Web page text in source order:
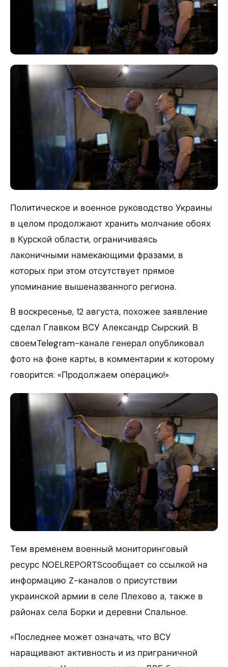
Политическое и военное руководство Украины
в целом продолжают хранить молчание обоях
в Курской области, ограничиваясь
лаконичными намекающими фразами, в
которых при этом отсутствует прямое
упоминание вышеназванного региона.
В воскресенье, 12 августа, похожее заявление
сделал Главком ВСУ Александр Сырский. В
своемTelegram-канале генерал опубликовал
фото на фоне карты, в комментарии к которому
говорится: «Продолжаем операцию!»
Тем временем военный мониторинговый
ресурс NOELREPORTSсообщает со ссылкой на
информацию Z-каналов о присутствии
украинской армии в селе Плехово а, также в
районах села Борки и деревни Спальное.
«Последнее может означать, что ВСУ
наращивают активность и из приграничной